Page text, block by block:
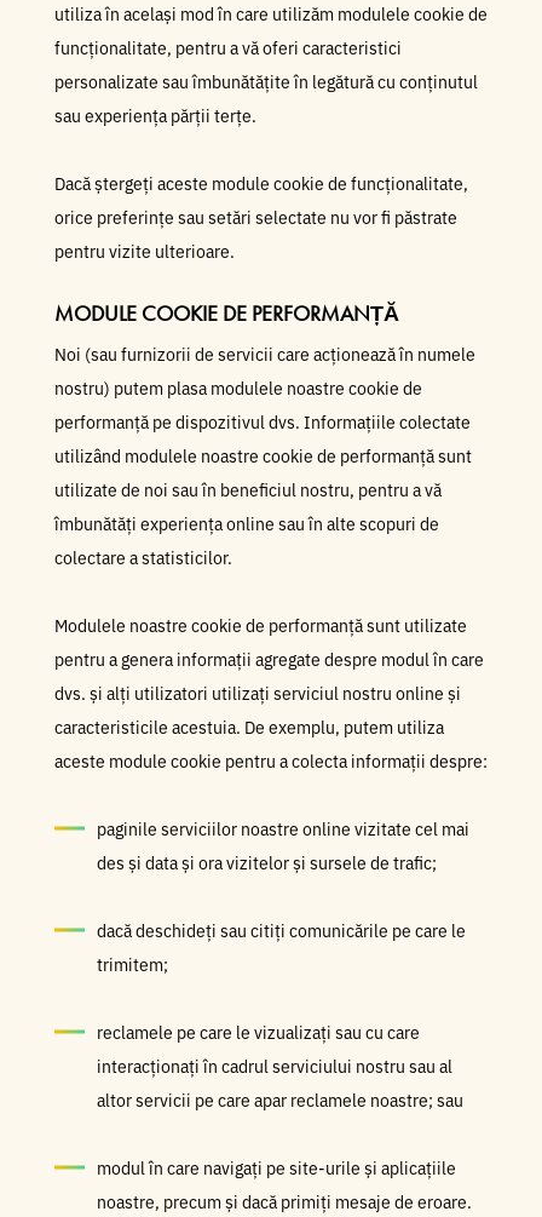
utiliza în același mod în care utilizăm modulele cookie de
funcționalitate, pentru a vă oferi caracteristici
personalizate sau îmbunătățite în legătură cu conținutul
sau experiența părții terțe.
Dacă ștergeți aceste module cookie de funcționalitate,
orice preferințe sau setări selectate nu vor fi păstrate
pentru vizite ulterioare.
MODULE COOKIE DE PERFORMANȚĂ
Noi (sau furnizorii de servicii care acționează în numele
nostru) putem plasa modulele noastre cookie de
performanță pe dispozitivul dvs. Informațiile colectate
utilizând modulele noastre cookie de performanță sunt
utilizate de noi sau în beneficiul nostru, pentru a vă
îmbunătăți experiența online sau în alte scopuri de
colectare a statisticilor.
Modulele noastre cookie de performanță sunt utilizate
pentru a genera informații agregate despre modul în care
dvs. și alți utilizatori utilizați serviciul nostru online și
caracteristicile acestuia. De exemplu, putem utiliza
aceste module cookie pentru a colecta informații despre:
paginile serviciilor noastre online vizitate cel mai
des și data și ora vizitelor și sursele de trafic;
dacă deschideți sau citiți comunicările pe care le
trimitem;
reclamele pe care le vizualizați sau cu care
interacționați în cadrul serviciului nostru sau al
altor servicii pe care apar reclamele noastre; sau
modul în care navigați pe site-urile și aplicațiile
noastre, precum și dacă primiți mesaje de eroare.